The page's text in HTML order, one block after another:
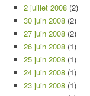
2 juillet 2008 (2)
30 juin 2008 (2)
27 juin 2008 (2)
26 juin 2008 (1)
25 juin 2008 (1)
24 juin 2008 (1)
23 juin 2008 (1)